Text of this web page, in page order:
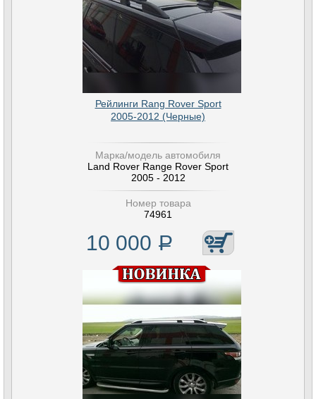
Рейлинги Rang Rover Sport
2005-2012 (Черные)
Марка/модель автомобиля
Land Rover Range Rover Sport
2005 - 2012
Номер товара
74961
10 000 Р